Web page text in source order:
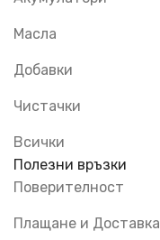
Масла
Добавки
Чистачки
Всички
Полезни връзки
Поверителност
Плащане и Доставка